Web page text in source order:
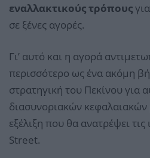
εναλλακτικούς τρόπους
σε ξένες αγορές.
Γι’ αυτό και η αγορά
περισσότερο ως ένα ακόμη
στρατηγική του Πεκίνου για
διασυνοριακών
εξέλιξη που θα ανατρέψει
Street.